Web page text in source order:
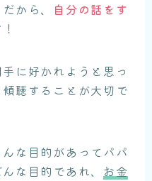
から、
自分の話をす
に好かれようと思っ
聴することが大切で
な目的があってパパ
な目的であれ、 お金